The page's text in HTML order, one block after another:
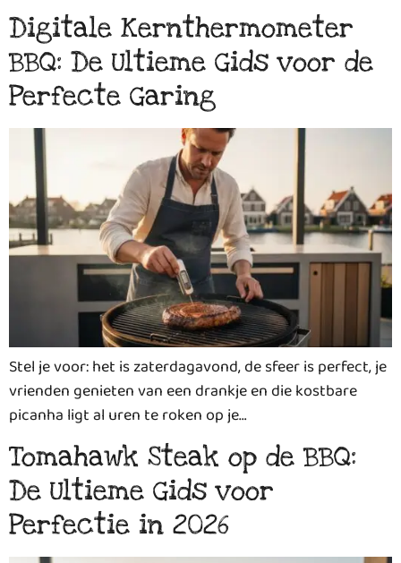
Digitale Kernthermometer
BBQ: De Ultieme Gids voor de
Perfecte Garing
Stel je voor: het is zaterdagavond, de sfeer is perfect, je
vrienden genieten van een drankje en die kostbare
picanha ligt al uren te roken op je…
Tomahawk Steak op de BBQ:
De Ultieme Gids voor
Perfectie in 2026